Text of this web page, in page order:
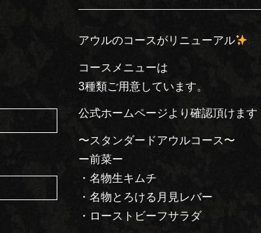
アウルのコースがリニューアル
コースメニューは
3種類ご用意しています。
公式ホームページより確認頂けます
〜スタンダードアウルコース〜
ー前菜ー
・名物生キムチ
・名物とろける月見レバー
・ローストビーフサラダ